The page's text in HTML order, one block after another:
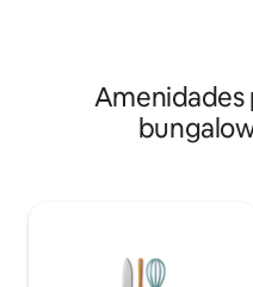
Amenidades